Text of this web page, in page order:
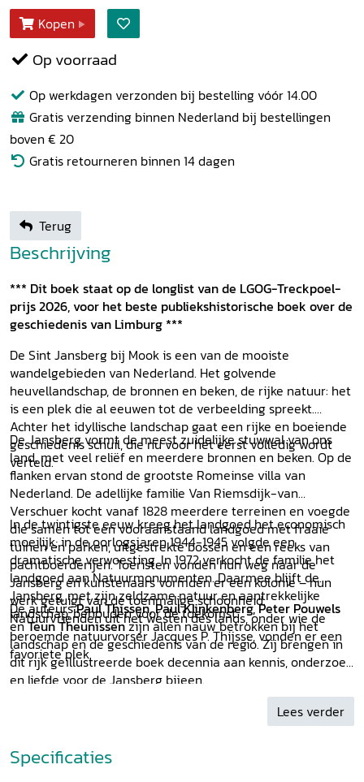
Kopen
Op voorraad
Op werkdagen verzonden bij bestelling vóór 14.00
Gratis verzending binnen Nederland bij bestellingen
boven € 20
Gratis retourneren binnen 14 dagen
Terug
Beschrijving
*** Dit boek staat op de longlist van de LGOG-Treckpoel-
prijs 2026, voor het beste publiekshistorische boek over de
geschiedenis van Limburg ***
De Sint Jansberg bij Mook is een van de mooiste
wandelgebieden van Nederland. Het golvende
heuvellandschap, de bronnen en beken, de rijke natuur: het
is een plek die al eeuwen tot de verbeelding spreekt.
Achter het idyllische landschap gaat een rijke en boeiende
geschiedenis schuil, die nu voor het eerst volledig wordt
verteld.
De Jansberg vormt de meest zuidelijke stuwwal van ons
land, met veel reliëf en meerdere bronnen en beken. Op de
flanken ervan stond de grootste Romeinse villa van
Nederland. De adellijke familie Van Riemsdijk-van
Verschuer kocht vanaf 1828 meerdere terreinen en voegde
die samen tot een vooraanstaand landgoed met fraaie
tuinen en parken, uitgestrekte bossen en een reeks van
pachtboerderijen. Toeristen vonden hun weg naar de
Jansberg en kunstenaars vormden er een kolonie – hun
werk getuigt van de toenmalige schoonheid.
Natuurvrienden uit het westen des lands, onder wie de
beroemde natuurvorser Jacques P. Thijsse, vonden er een
favoriete plek.
In de twintigste eeuw kreeg het landgoed het economisch
moeilijk; in de oorlogsjaren 1944-1945 volgde een
dramatische verwoesting. In 1972 verkocht de familie het
landgoed aan Natuurmonumenten. Daarmee blijft de
Jansberg, met zijn zeldzame natuur en aantrekkelijke
landschap, behouden voor de toekomst.
De auteursPaul Thissen, Paul Klinkenberg, Peter Pouwels
enTeun Theunissenzijn allen nauw betrokken bij het
landschap en de geschiedenis van de regio. Zij brengen in
dit rijk geïllustreerde boek decennia aan kennis, onderzoek
en liefde voor de Jansberg bijeen.
Lees verder
Specificaties